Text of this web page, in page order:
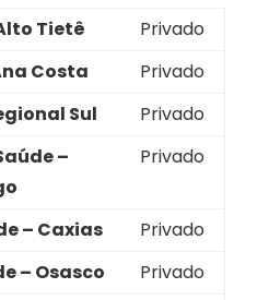
Tietê
Privado
Costa
Privado
Sul
Privado
–
Privado
– Caxias
Privado
– Osasco
Privado